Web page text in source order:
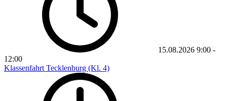
15.08.2026 9:00 -
12:00
Klassenfahrt Tecklenburg (Kl. 4)